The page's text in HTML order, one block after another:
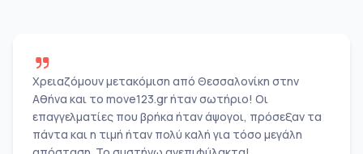
Χρειαζόμουν μετακόμιση από Θεσσαλονίκη στην
Αθήνα και το move123.gr ήταν σωτήριο! Οι
επαγγελματίες που βρήκα ήταν άψογοι, πρόσεξαν τα
πάντα και η τιμή ήταν πολύ καλή για τόσο μεγάλη